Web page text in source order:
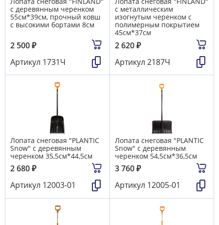
с деревянным черенком
55см*39см, прочный ковш
с высокими бортами 8см
2 500₽
Артикул 1731Ч
с металлическим
изогнутым черенком с
полимерным покрытием
45см*37см
2 620₽
Артикул 2187Ч
Лопата снеговая "PLANTIC
Snow" с деревянным
черенком 35,5см*44,5см
2 680₽
Артикул 12003-01
Лопата снеговая "PLANTIC
Snow" с деревянным
черенком 54,5см*36,5см
3 760₽
Артикул 12005-01